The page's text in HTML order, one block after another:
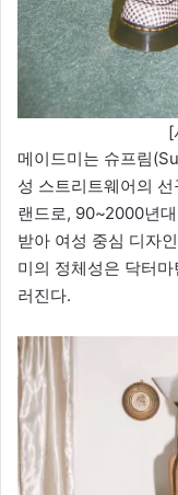
[
메이드미는 슈프림
성 스트리트웨어의
랜드로, 90~2000년
받아 여성 중심 디자
미의 정체성은 닥터
러진다.